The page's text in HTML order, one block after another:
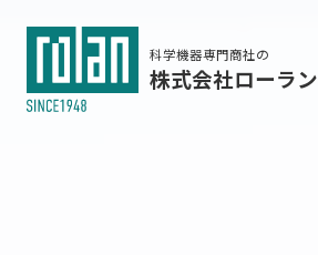
科学機器専門商社の
株式会社ローラン